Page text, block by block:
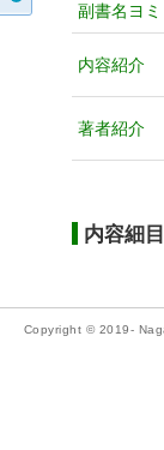
副書名ヨミ
内容紹介
著者紹介
内容細目
Copyright © 2019-